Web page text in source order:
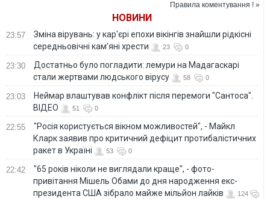
Правила коментування ! »
НОВИНИ
23:57
Зміна вірувань: у кар'єрі епохи вікінгів знайшли рідкісні
середньовічні кам’яні хрести
23 0
23:30
Достатньо було погладити: лемури на Мадагаскарі
стали жертвами людського вірусу
58 0
23:03
Неймар влаштував конфлікт після перемоги "Сантоса".
ВІДЕО
51 0
22:55
"Росія користується вікном можливостей", - Майкл
Кларк заявив про критичний дефіцит протибалістичних
ракет в Україні
53 0
22:42
"65 років ніколи не виглядали краще", - фото-
привітання Мішель Обами до дня народження екс-
президента США зібрало майже мільйон лайків
124